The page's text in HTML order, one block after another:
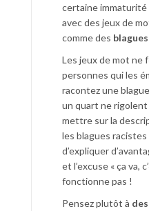
certaine immaturité
avec des jeux de
comme des
Les jeux de mot ne
personnes qui les
racontez une
un quart ne rigolent
mettre sur la
les blagues racistes
d’expliquer
et l’excuse « ça va,
fonctionne pas !
Pensez plutôt à